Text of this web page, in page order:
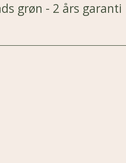
grøn - 2 års garanti